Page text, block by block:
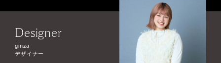
Designer
ginza
デザイナー